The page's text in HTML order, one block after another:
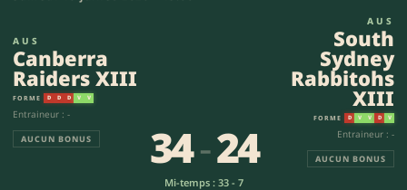
AUS
Canberra
Raiders XIII
FORME D D D V V
Entraineur : -
AUCUN BONUS 34-24
Mi-temps : 33 - 7
AUS
South
Sydney
Rabbitohs
XIII
FORME D V V D V
Entraineur : -
AUCUN BONUS